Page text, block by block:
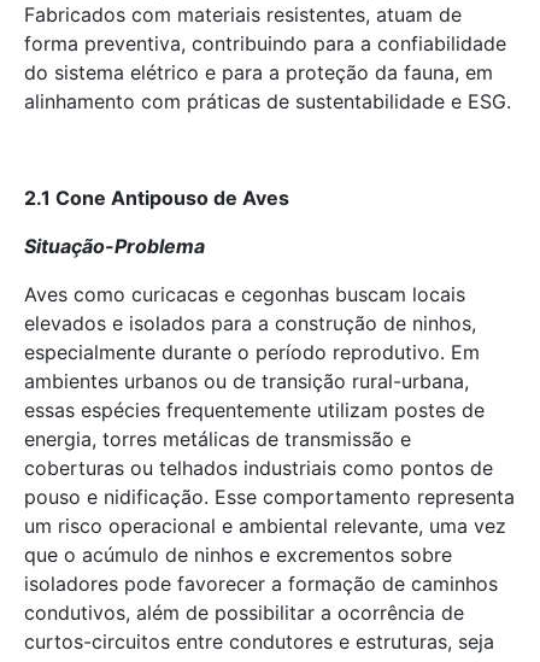
Fabricados com materiais resistentes, atuam de
forma preventiva, contribuindo para a confiabilidade
do sistema elétrico e para a proteção da fauna, em
alinhamento com práticas de sustentabilidade e ESG.
2.1 Cone Antipouso de Aves
Situação-Problema
Aves como curicacas e cegonhas buscam locais
elevados e isolados para a construção de ninhos,
especialmente durante o período reprodutivo. Em
ambientes urbanos ou de transição rural-urbana,
essas espécies frequentemente utilizam postes de
energia, torres metálicas de transmissão e
coberturas ou telhados industriais como pontos de
pouso e nidificação. Esse comportamento representa
um risco operacional e ambiental relevante, uma vez
que o acúmulo de ninhos e excrementos sobre
isoladores pode favorecer a formação de caminhos
condutivos, além de possibilitar a ocorrência de
curtos-circuitos entre condutores e estruturas, seja